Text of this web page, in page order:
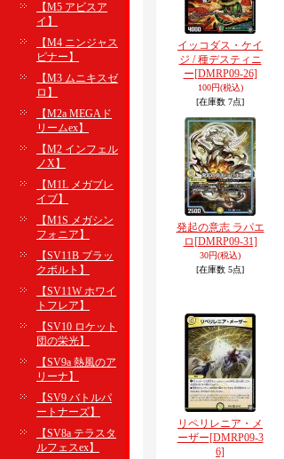
【M5 アビスア
イ】
【M4 ニンジャス
ピナー】
【M3 ムニキスゼ
ロ】
【M2a MEGAド
リームex】
【M2 インフェル
ノX】
【M1L メガブレ
イブ】
【M1S メガシン
フォニア】
【SV11B ブラッ
クボルト】
【SV11W ホワイ
トフレア】
【SV10 ロケット
団の栄光】
【SV9a 熱風のア
リーナ】
【SV9 バトルパ
ートナーズ】
【SV8a テラスタ
ルフェスex】
イッコダス・ケイ
ジ / 種デスティニ
ー[DMRP09-26]
100円(税込)
[在庫数 7点]
発起の意志 ラパエ
ロ [DMRP09-31]
30円(税込)
[在庫数 5点]
リペリレニア・メ
ーザー[DMRP09-3
6]